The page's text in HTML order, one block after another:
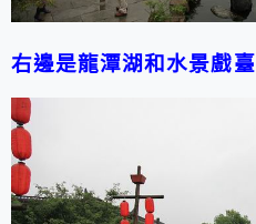
右邊是龍潭湖和水景戲臺